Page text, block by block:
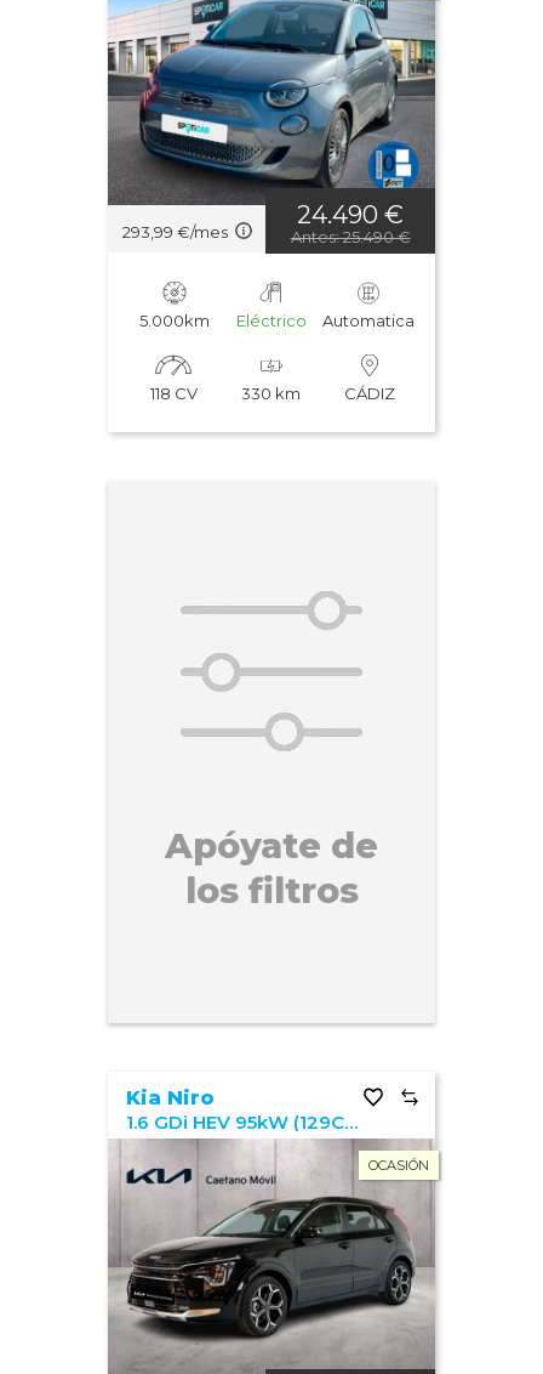
293,99 €/mes
24.490 €
Antes: 25.490 €
5.000km Eléctrico Automatica
118 CV 330 km CÁDIZ
Apóyate de
los filtros
Kia Niro
1.6 GDi HEV 95kW (129CV) Emotion
OCASIÓN